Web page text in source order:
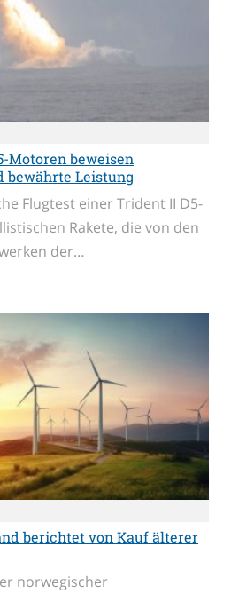
Motoren beweisen
bewährte Leistung
Flugtest einer Trident II D5-
Rakete, die von den
der…
berichtet von Kauf älterer
norwegischer